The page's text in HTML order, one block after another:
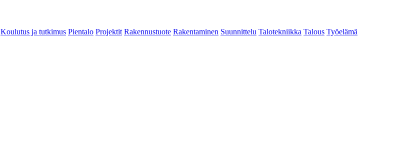
Koulutus ja tutkimus Pientalo Projektit Rakennustuote Rakentaminen Suunnittelu Talotekniikka Talous Työelämä